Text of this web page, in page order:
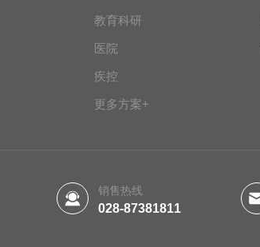
教育科研
医院
疾控
更多方案+
销售热线
028-87381811